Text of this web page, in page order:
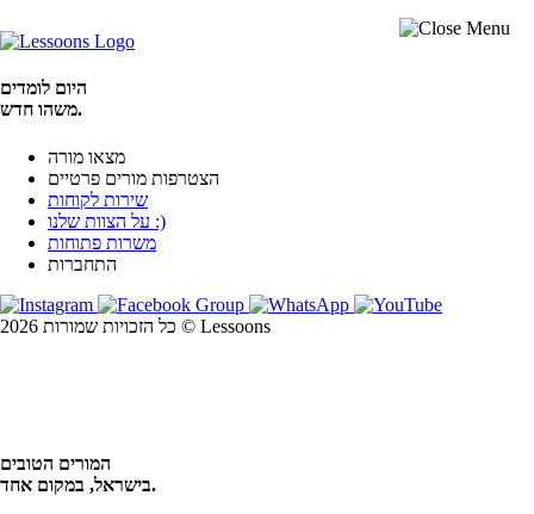
היום לומדים
משהו חדש.
מצאו מורה
הצטרפות מורים פרטיים
שירות לקוחות
על הצוות שלנו :)
משרות פתוחות
התחברות
כל הזכויות שמורות 2026 © Lessoons
המורים הטובים
בישראל, במקום אחד.